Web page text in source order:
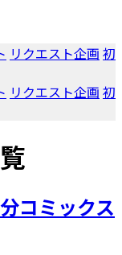
リクエスト企画 初
リクエスト企画 初
コミックス